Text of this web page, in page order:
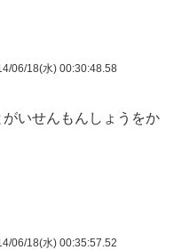
06/18(水) 00:30:48.58
いせんもんしょうをか
06/18(水) 00:35:57.52